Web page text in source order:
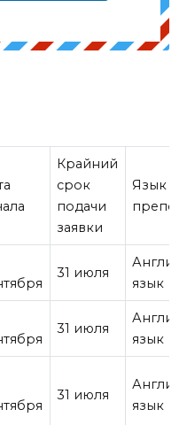
Крайний
срок
подачи
заявки
Язык
31 июля
язык
31 июля
язык
31 июля
язык